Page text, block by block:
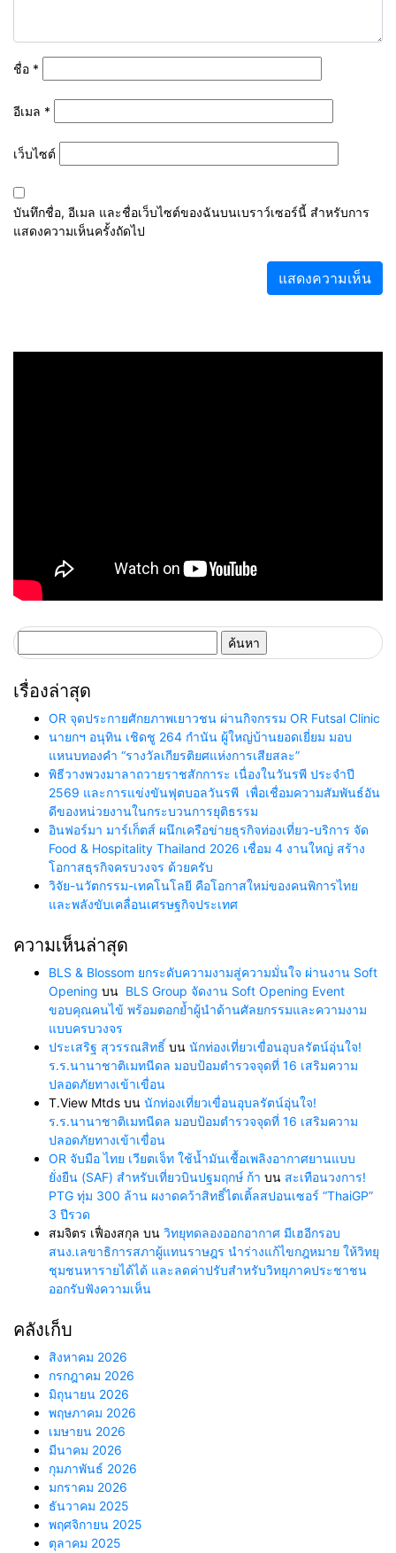
ชื่อ *
อีเมล *
เว็บไซต์
บันทึกชื่อ, อีเมล และชื่อเว็บไซต์ของฉันบนเบราว์เซอร์นี้ สำหรับการ
แสดงความเห็นครั้งถัดไป
สำหรับ:
เรื่องล่าสุด
OR จุดประกายศักยภาพเยาวชน ผ่านกิจกรรม OR Futsal Clinic
นายกฯ อนุทิน เชิดชู 264 กำนัน ผู้ใหญ่บ้านยอดเยี่ยม มอบ
แหนบทองคำ “รางวัลเกียรติยศแห่งการเสียสละ”
พิธีวางพวงมาลาถวายราชสักการะ เนื่องในวันรพี ประจำปี
2569 และการแข่งขันฟุตบอลวันรพี เพื่อเชื่อมความสัมพันธ์อัน
ดีของหน่วยงานในกระบวนการยุติธรรม
อินฟอร์มา มาร์เก็ตส์ ผนึกเครือข่ายธุรกิจท่องเที่ยว-บริการ จัด
Food & Hospitality Thailand 2026 เชื่อม 4 งานใหญ่ สร้าง
โอกาสธุรกิจครบวงจร ด้วยครับ
วิจัย-นวัตกรรม-เทคโนโลยี คือโอกาสใหม่ของคนพิการไทย
และพลังขับเคลื่อนเศรษฐกิจประเทศ
ความเห็นล่าสุด
BLS & Blossom ยกระดับความงามสู่ความมั่นใจ ผ่านงาน Soft
Opening บน BLS Group จัดงาน Soft Opening Event
ขอบคุณคนไข้ พร้อมตอกย้ำผู้นำด้านศัลยกรรมและความงาม
แบบครบวงจร
ประเสริฐ สุวรรณสิทธิ์ บน นักท่องเที่ยวเขื่อนอุบลรัตน์อุ่นใจ!
ร.ร.นานาชาติเมทนีดล มอบป้อมตำรวจจุดที่ 16 เสริมความ
ปลอดภัยทางเข้าเขื่อน
T.View Mtds บน นักท่องเที่ยวเขื่อนอุบลรัตน์อุ่นใจ!
ร.ร.นานาชาติเมทนีดล มอบป้อมตำรวจจุดที่ 16 เสริมความ
ปลอดภัยทางเข้าเขื่อน
OR จับมือ ไทย เวียตเจ็ท ใช้น้ำมันเชื้อเพลิงอากาศยานแบบ
ยั่งยืน (SAF) สำหรับเที่ยวบินปฐมฤกษ์ ก้า บน สะเทือนวงการ!
PTG ทุ่ม 300 ล้าน ผงาดคว้าสิทธิ์ไตเติ้ลสปอนเซอร์ “ThaiGP”
3 ปีรวด
สมจิตร เฟื่องสกุล บน วิทยุทดลองออกอากาศ มีเฮอีกรอบ
สนง.เลขาธิการสภาผู้แทนราษฎร นำร่างแก้ไขกฎหมาย ให้วิทยุ
ชุมชนหารายได้ได้ และลดค่าปรับสำหรับวิทยุภาคประชาชน
ออกรับฟังความเห็น
คลังเก็บ
สิงหาคม 2026
กรกฎาคม 2026
มิถุนายน 2026
พฤษภาคม 2026
เมษายน 2026
มีนาคม 2026
กุมภาพันธ์ 2026
มกราคม 2026
ธันวาคม 2025
พฤศจิกายน 2025
ตุลาคม 2025